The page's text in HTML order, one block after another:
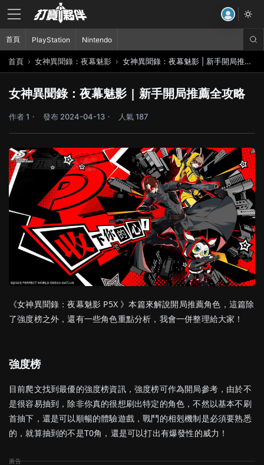
首頁 女神異聞錄：夜幕魅影 女神異聞錄：夜幕魅影 | 新手開局推薦全攻略
女神異聞錄：夜幕魅影 | 新手開局推薦全攻略
作者 1 發布 2024-04-13 人氣 187
《女神異聞錄：夜幕魅影 P5X 》本篇來解說開局推薦角色，這篇除
了強度榜之外，還有一些角色重點分析，我會一併整理給大家！
強度榜
目前爬文找到最優的強度榜資訊，強度榜可作為開局參考，由於不
是很容易抽到，除非你真的很想刷出特定的角色，不然以基本不刷
首抽下，還是可以順暢的體驗遊戲，戰鬥的相剋機制是必須要熟悉
的，就算抽到的不是T0角，還是可以打出有爆發性的威力！
首頁 PlayStation Nintendo